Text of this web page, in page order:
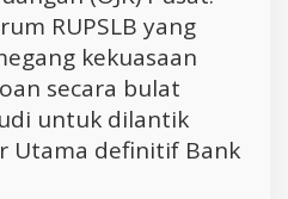
RUPSLB yang
kekuasaan
secara bulat
untuk dilantik
Utama definitif Bank